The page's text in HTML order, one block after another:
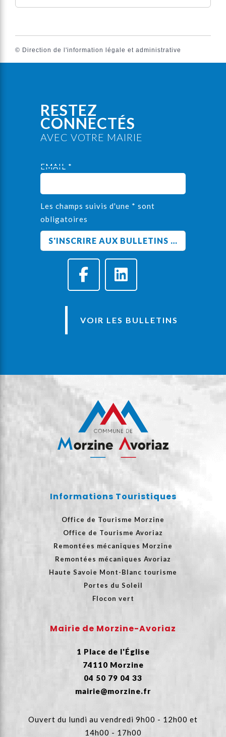
© Direction de l'information légale et administrative
RESTEZ
CONNECTÉS
AVEC VOTRE MAIRIE
EMAIL *
Les champs suivis d'une * sont
obligatoires
VOIR LES BULLETINS
Informations Touristiques
Office de Tourisme Morzine
Office de Tourisme Avoriaz
Remontées mécaniques Morzine
Remontées mécaniques Avoriaz
Haute Savoie Mont-Blanc tourisme
Portes du Soleil
Flocon vert
Mairie de Morzine-Avoriaz
1 Place de l'Église
74110 Morzine
04 50 79 04 33
mairie@morzine.fr
Ouvert du lundi au vendredi 9h00 - 12h00 et
14h00 - 17h00